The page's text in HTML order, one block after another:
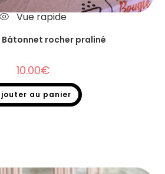
Vue rapide
rocher praliné
10.00€
au panier